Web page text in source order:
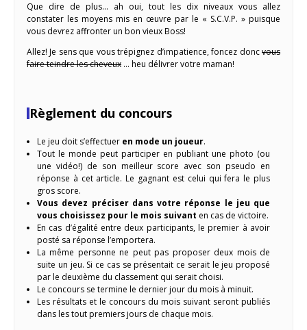
Que dire de plus… ah oui, tout les dix niveaux vous allez
constater les moyens mis en œuvre par le « S.C.V.P. » puisque
vous devrez affronter un bon vieux Boss!
Allez! Je sens que vous trépignez d’impatience, foncez doncvous
faire teindre les cheveux … heu délivrer votre maman!
Règlement du concours
Le jeu doit s’effectuer en mode un joueur.
Tout le monde peut participer en publiant une photo (ou
une vidéo!) de son meilleur score avec son pseudo en
réponse à cet article. Le gagnant est celui qui fera le plus
gros score.
Vous devez préciser dans votre réponse le jeu que
vous choisissez pour le mois suivant en cas de victoire.
En cas d’égalité entre deux participants, le premier à avoir
posté sa réponse l’emportera.
La même personne ne peut pas proposer deux mois de
suite un jeu. Si ce cas se présentait ce serait le jeu proposé
par le deuxième du classement qui serait choisi.
Le concours se termine le dernier jour du mois à minuit.
Les résultats et le concours du mois suivant seront publiés
dans les tout premiers jours de chaque mois.